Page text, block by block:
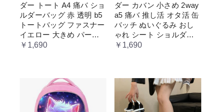
ダー トート A4 痛バ ショ
ルダーバッグ 赤 透明 b5
トートバッグ ファスナー
イエロー 大きめ パープ
ル 水色 いたばっく 痛バ
推し色 肩掛け レディー
￥1,690
ダー カバン 小さめ 2way
a5 痛バ 推し活 オタ活 缶
バッチ ぬいぐるみ おし
ゃれ シート ショルダー
バッグ 透明 ポケット ク
￥1,690